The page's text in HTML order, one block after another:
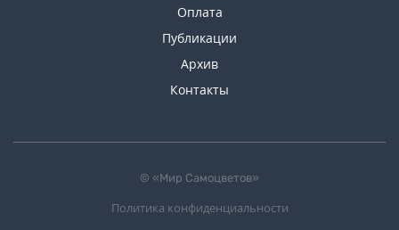
Оплата
Публикации
Архив
Контакты
© «Мир Самоцветов»
Политика конфиденциальности